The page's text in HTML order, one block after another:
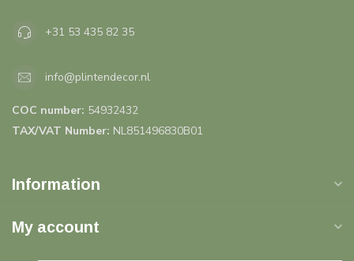
+31 53 435 82 35
info@plintendecor.nl
COC number: 54932432
TAX/VAT Number: NL851496830B01
Information
My account